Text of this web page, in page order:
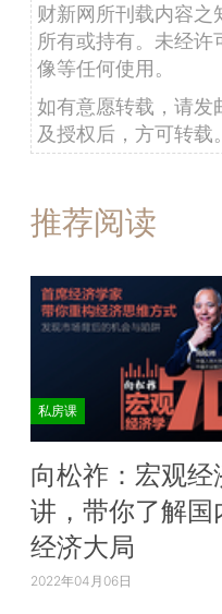
财新网所刊载内容
所有或持有。未经
像等任何使用。
如有意愿转载，请发
及授权后，方可转载。
推荐阅读
私房课
向松祚：宏观经
讲，带你了解国
经济大局
2022年04月06日